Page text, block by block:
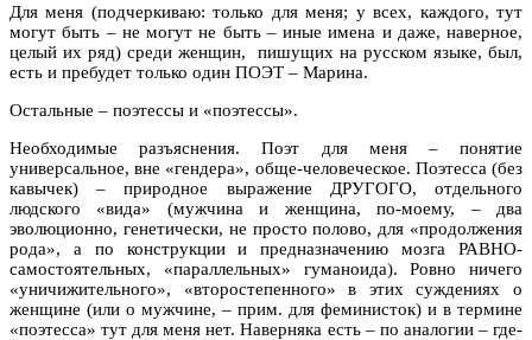
Для меня (подчеркиваю: только для меня; у всех, каждого, тут
могут быть – не могут не быть – иные имена и даже, наверное,
целый их ряд) среди женщин, пишущих на русском языке, был,
есть и пребудет только один ПОЭТ – Марина.
Остальные – поэтессы и «поэтессы».
Необходимые разъяснения. Поэт для меня – понятие
универсальное, вне «гендера», обще-человеческое. Поэтесса (без
кавычек) – природное выражение ДРУГОГО, отдельного
людского «вида» (мужчина и женщина, по-моему, – два
эволюционно, генетически, не просто полово, для «продолжения
рода», а по конструкции и предназначению мозга РАВНО-
самостоятельных, «параллельных» гуманоида). Ровно ничего
«уничижительного», «второстепенного» в этих суждениях о
женщине (или о мужчине, – прим. для феминисток) и в термине
«поэтесса» тут для меня нет. Наверняка есть – по аналогии – где-